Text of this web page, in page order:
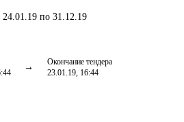
24.01.19 по 31.12.19
Окончание тендера
23.01.19, 16:44